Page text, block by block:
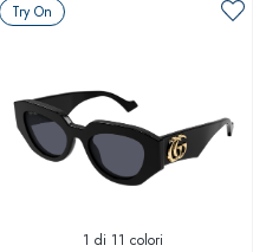
Try On
1 di 11 colori